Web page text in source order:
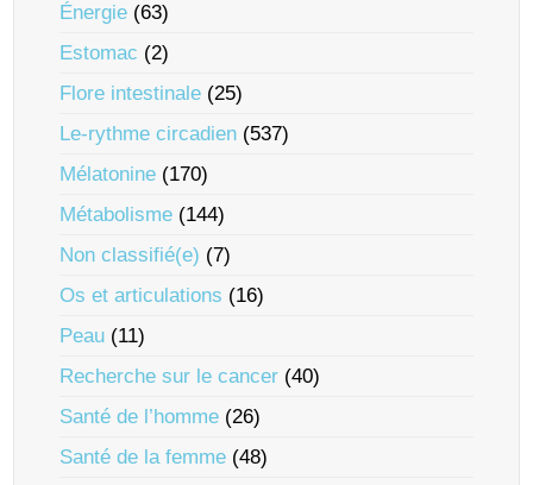
Énergie (63)
Estomac (2)
Flore intestinale (25)
Le-rythme circadien (537)
Mélatonine (170)
Métabolisme (144)
Non classifié(e) (7)
Os et articulations (16)
Peau (11)
Recherche sur le cancer (40)
Santé de l’homme (26)
Santé de la femme (48)